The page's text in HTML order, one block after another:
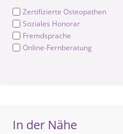
Zertifizierte Osteopathen
Soziales Honorar
Fremdsprache
Online-Fernberatung
In der Nähe